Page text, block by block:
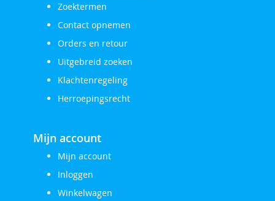
Zoektermen
Contact opnemen
Orders en retour
Uitgebreid zoeken
Klachtenregeling
Herroepingsrecht
Mijn account
Mijn account
Inloggen
Winkelwagen